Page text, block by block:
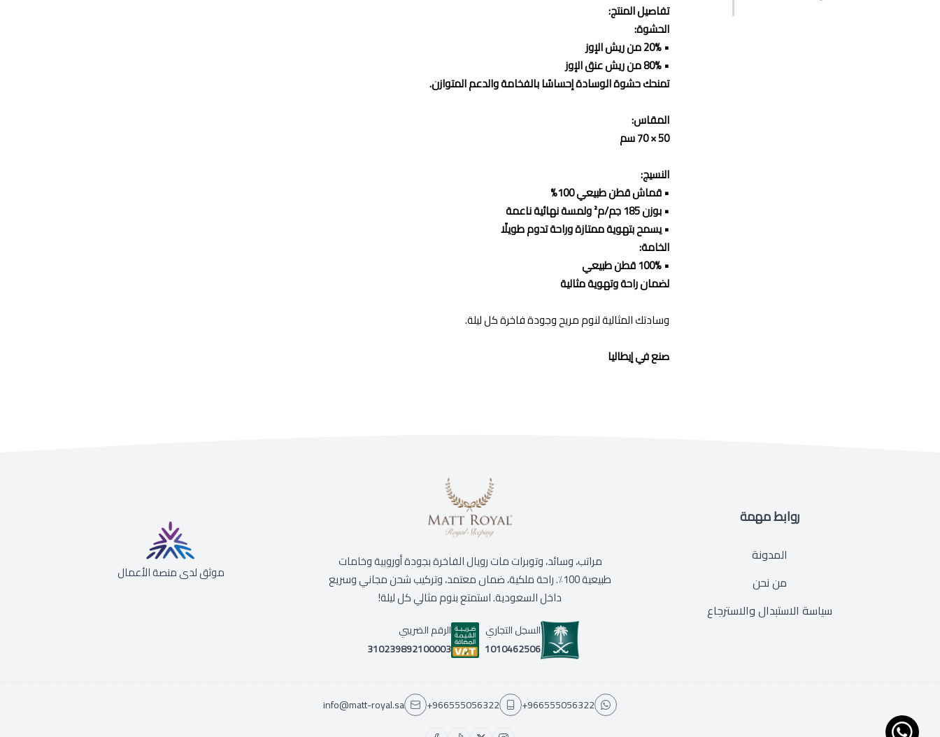
تفاصيل المنتج:
الحشوة:
• 20% من ريش الإوز
• 80% من ريش عنق الإوز
تمنحك حشوة الوسادة إحساسًا بالفخامة والدعم المتوازن.
المقاس:
50 × 70 سم
النسيج:
• قماش قطن طبيعي 100%
• بوزن 185 جم/م² ولمسة نهائية ناعمة
• يسمح بتهوية ممتازة وراحة تدوم طويلًا
الخامة:
• 100% قطن طبيعي
لضمان راحة وتهوية مثالية
وسادتك المثالية لنوم مريح وجودة فاخرة كل ليلة.
صنع في إيطاليا
روابط مهمة
المدونة
من نحن
سياسة الاستبدال والاسترجاع
مراتب، وسائد، وتوبرات مات رويال الفاخرة بجودة أوروبية وخامات
طبيعية 100٪. راحة ملكية، ضمان معتمد، وتركيب شحن مجاني وسريع
داخل السعودية. استمتع بنوم مثالي كل ليلة!
السجل التجاري
1010462506
الرقم الضريبي
310239892100003
موثق لدى منصة الأعمال
+966555056322
+966555056322
info@matt-royal.sa